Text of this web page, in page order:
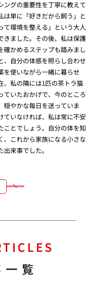
ングの重要性を丁寧に教えて
は単に「好きだから飼う」と
て環境を整える」という大人
きました。その後、私は保護
確かめるステップも踏みまし
、自分の体感を照らし合わせ
を使いながら一緒に暮らせ
、私の隣には1匹の茶トラ猫
ていたおかげで、今のところ
穏やかな毎日を送っていま
ていなければ、私は常に不安
ことでしょう。自分の体を知
、これから家族になる小さな
来事でした。
覧